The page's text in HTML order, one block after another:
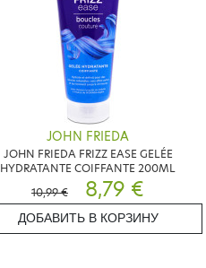
JOHN FRIEDA
JOHN FRIEDA FRIZZ EASE GELÉE
HYDRATANTE COIFFANTE 200ML
10,99 €
8,79 €
ДОБАВИТЬ В КОРЗИНУ